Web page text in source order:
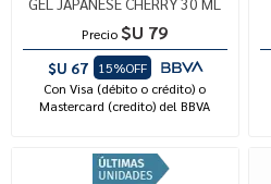
Precio $U 79
$U 67
15%OFF
Con Visa (débito o crédito) o
Mastercard (credito) del BBVA